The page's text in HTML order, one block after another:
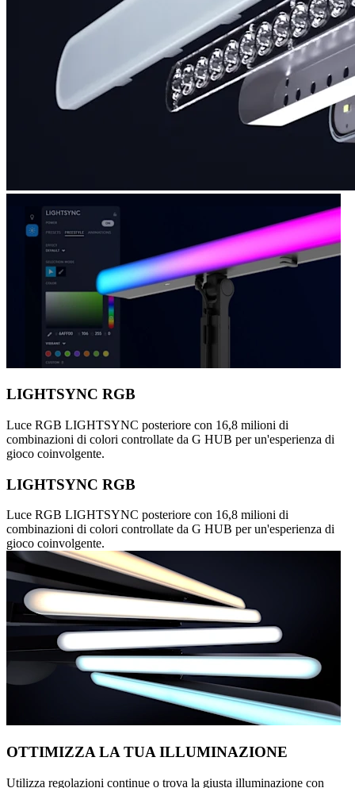
LIGHTSYNC RGB
Luce RGB LIGHTSYNC posteriore con 16,8 milioni di
combinazioni di colori controllate da G HUB per un'esperienza di
gioco coinvolgente.
LIGHTSYNC RGB
Luce RGB LIGHTSYNC posteriore con 16,8 milioni di
combinazioni di colori controllate da G HUB per un'esperienza di
gioco coinvolgente.
OTTIMIZZA LA TUA ILLUMINAZIONE
Utilizza regolazioni continue o trova la giusta illuminazione con